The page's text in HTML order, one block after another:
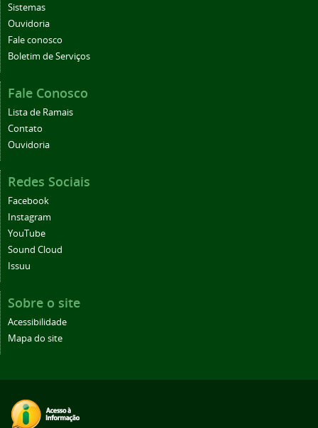
Sistemas
Ouvidoria
Fale conosco
Boletim de Serviços
Fale Conosco
Lista de Ramais
Contato
Ouvidoria
Redes Sociais
Facebook
Instagram
YouTube
Sound Cloud
Issuu
Sobre o site
Acessibilidade
Mapa do site